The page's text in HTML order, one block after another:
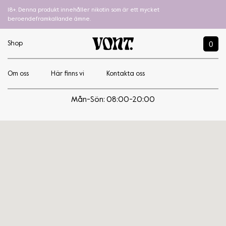
18+. Denna produkt innehåller nikotin som är ett mycket
beroendeframkallande ämne.
Shop 0
Om oss Här finns vi Kontakta oss
MyWay Hallunda Alessias Tobak
Mån-Sön: 08:00-20:00